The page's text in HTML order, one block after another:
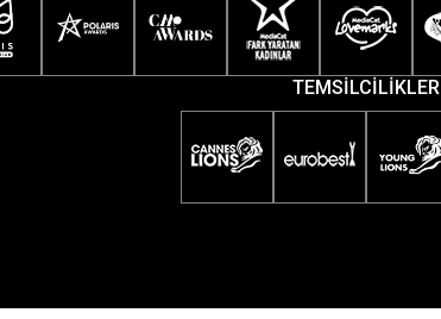
TEMSİLCİLİKLER